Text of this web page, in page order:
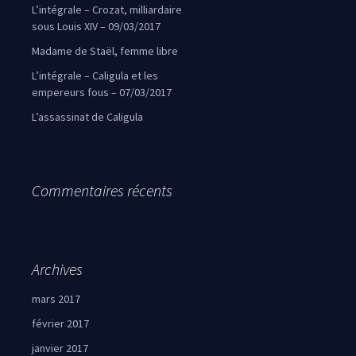
L’intégrale – Crozat, milliardaire
sous Louis XIV – 09/03/2017
Madame de Staël, femme libre
L’intégrale – Caligula et les
empereurs fous – 07/03/2017
L’assassinat de Caligula
Commentaires récents
Archives
mars 2017
février 2017
janvier 2017